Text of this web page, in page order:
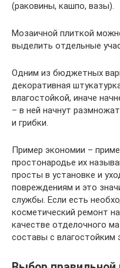
(раковины, кашпо, вазы).
Мозаичной плиткой
выделить отдельные
Одним из бюджетных
декоративная
влагостойкой, иначе
– в ней начнут
и грибки.
Пример экономии –
простонародье их
просты в установке и
повреждениям и это
службы. Если есть
косметический ремонт
качестве отделочного
составы с влагостойким